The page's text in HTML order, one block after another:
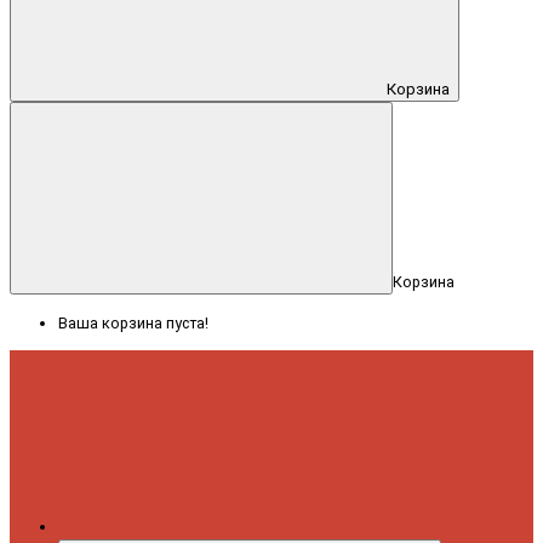
Корзина
Корзина
Ваша корзина пуста!